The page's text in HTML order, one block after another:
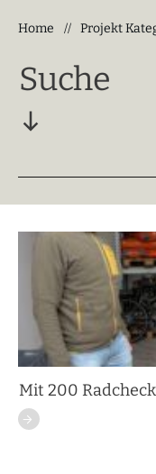
Home // Projekt
Suche
Mit 200